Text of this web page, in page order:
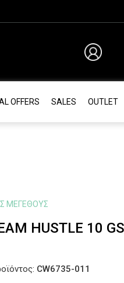
OFFERS SALES ΟUTLET
HUSTLE 10
ΜΕΓΈΘΟΥΣ
CW6735-011